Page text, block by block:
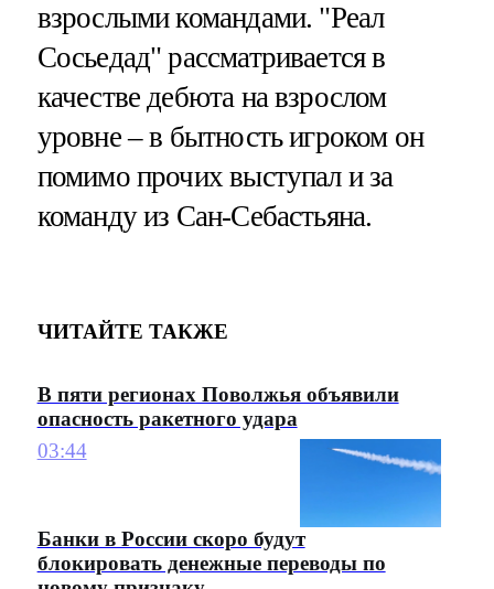
взрослыми командами. "Реал
Сосьедад" рассматривается в
качестве дебюта на взрослом
уровне – в бытность игроком он
помимо прочих выступал и за
команду из Сан-Себастьяна.
ЧИТАЙТЕ ТАКЖЕ
В пяти регионах Поволжья объявили
опасность ракетного удара
03:44
Банки в России скоро будут
блокировать денежные переводы по